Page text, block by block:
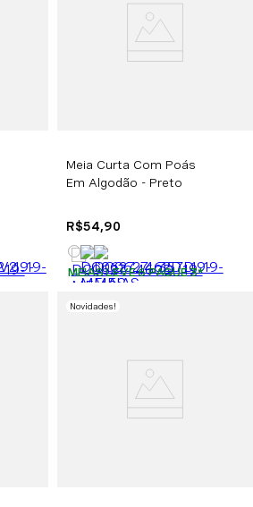
Meia Curta Com Poás
Em Algodão - Preto
R$54,90
MEIAS LEVE 6 PAGUE 3*
Novidades!